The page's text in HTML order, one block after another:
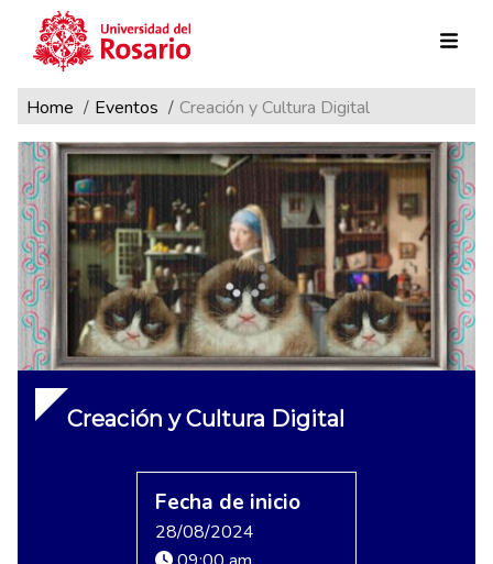
Pasar al contenido principal
Ruta de navegación
Home Eventos Creación y Cultura Digital
Creación y Cultura Digital
Fecha de inicio
28/08/2024